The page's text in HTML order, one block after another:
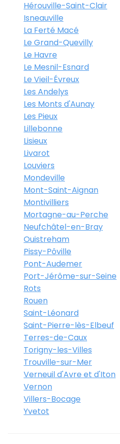
Hérouville-Saint-Clair
Isneauville
La Ferté Macé
Le Grand-Quevilly
Le Havre
Le Mesnil-Esnard
Le Vieil-Évreux
Les Andelys
Les Monts d'Aunay
Les Pieux
Lillebonne
Lisieux
Livarot
Louviers
Mondeville
Mont-Saint-Aignan
Montivilliers
Mortagne-au-Perche
Neufchâtel-en-Bray
Ouistreham
Pissy-Pôville
Pont-Audemer
Port-Jérôme-sur-Seine
Rots
Rouen
Saint-Léonard
Saint-Pierre-lès-Elbeuf
Terres-de-Caux
Torigny-les-Villes
Trouville-sur-Mer
Verneuil d'Avre et d'Iton
Vernon
Villers-Bocage
Yvetot